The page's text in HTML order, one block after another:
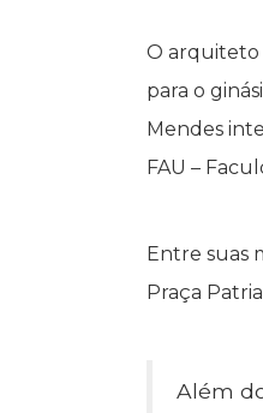
O arquiteto
para o
Mendes
FAU –
Entre suas
Praça
Além